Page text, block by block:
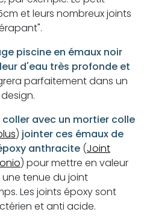
et leurs nombreux joints
piscine en émaux noir
d'eau très profonde et
parfaitement dans un
coller avec un mortier colle
) jointer ces émaux de
anthracite (Joint
) pour mettre en valeur
tenue du joint
Les joints époxy sont
et anti acide.